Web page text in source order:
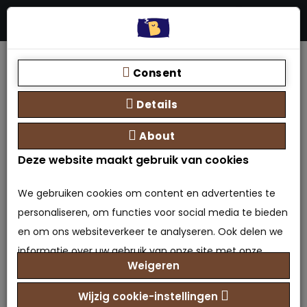
Zoeken
Vouwbed met
spiraalbodem 2 persoons
0 beoordeling(en)/ Geef beoordeling
Consent
Details
About
Deze website maakt gebruik van cookies
We gebruiken cookies om content en advertenties te
personaliseren, om functies voor social media te bieden
en om ons websiteverkeer te analyseren. Ook delen we
informatie over uw gebruik van onze site met onze
partners voor social media, adverteren en analyse. Deze
partners kunnen deze gegevens combineren met
Weigeren
Wijzig cookie-instellingen